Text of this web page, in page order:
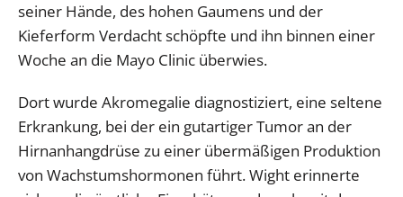
seiner Hände, des hohen Gaumens und der
Kieferform Verdacht schöpfte und ihn binnen einer
Woche an die Mayo Clinic überwies.
Dort wurde Akromegalie diagnostiziert, eine seltene
Erkrankung, bei der ein gutartiger Tumor an der
Hirnanhangdrüse zu einer übermäßigen Produktion
von Wachstumshormonen führt. Wight erinnerte